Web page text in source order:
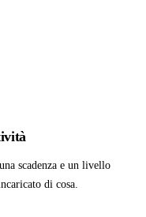
scadenza e un livello
di cosa.